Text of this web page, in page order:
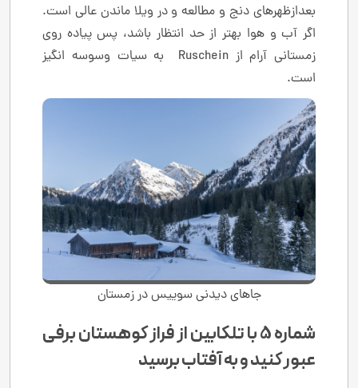
بعدازظهرهای دنج و مطالعه و در ویلا ماندن عالی است.
اگر آب و هوا بهتر از حد انتظار باشد، پس پیاده روی
زمستانی آرام از Ruschein به سیات وسوسه انگیز
است.
جاهای دیدنی سوییس در زمستان
شماره 5 با تلکابین از فراز کوهستان برفی
عبور کنید و به آفتاب برسید